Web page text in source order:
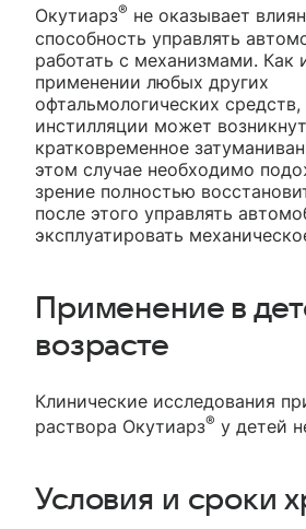
Окутиарз® не оказывает
способность управлять
работать с механизмами. Как
применении любых других
офтальмологических средств,
инстилляции может
кратковременное
этом случае необходимо
зрение полностью
после этого управлять
эксплуатировать
Применение в
возрасте
Клинические исследования
раствора Окутиарз® у детей
Условия и сроки